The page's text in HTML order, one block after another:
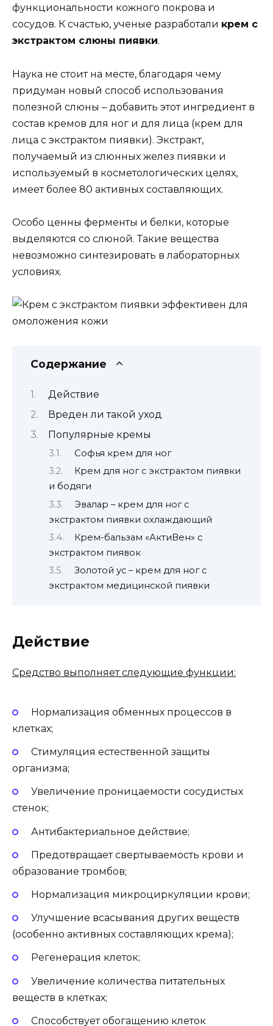
функциональности кожного покрова и
сосудов. К счастью, ученые разработали крем с
экстрактом слюны пиявки.
Наука не стоит на месте, благодаря чему
придуман новый способ использования
полезной слюны – добавить этот ингредиент в
состав кремов для ног и для лица (крем для
лица с экстрактом пиявки). Экстракт,
получаемый из слюнных желез пиявки и
используемый в косметологических целях,
имеет более 80 активных составляющих.
Особо ценны ферменты и белки, которые
выделяются со слюной. Такие вещества
невозможно синтезировать в лабораторных
условиях.
Содержание
Действие
Вреден ли такой уход
Популярные кремы
Софья крем для ног
Крем для ног с экстрактом пиявки
и бодяги
Эвалар – крем для ног с
экстрактом пиявки охлаждающий
Крем-бальзам «АктиВен» с
экстрактом пиявок
Золотой ус – крем для ног с
экстрактом медицинской пиявки
Действие
Средство выполняет следующие функции:
Нормализация обменных процессов в
клетках;
Стимуляция естественной защиты
организма;
Увеличение проницаемости сосудистых
стенок;
Антибактериальное действие;
Предотвращает свертываемость крови и
образование тромбов;
Нормализация микроциркуляции крови;
Улучшение всасывания других веществ
(особенно активных составляющих крема);
Регенерация клеток;
Увеличение количества питательных
веществ в клетках;
Способствует обогащению клеток